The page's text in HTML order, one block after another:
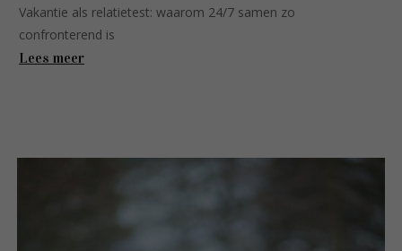
Vakantie als relatietest: waarom 24/7 samen zo
confronterend is
Lees meer